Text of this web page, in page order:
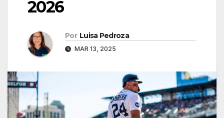
2026
Por Luisa Pedroza
MAR 13, 2025